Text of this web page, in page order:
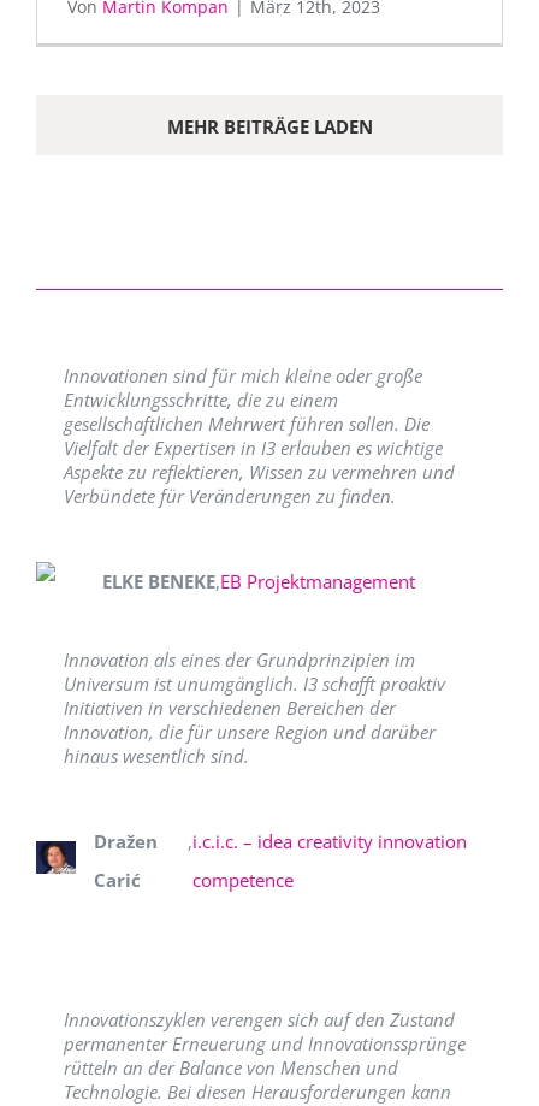
Von Martin Kompan | März 12th, 2023
MEHR BEITRÄGE LADEN
Innovationen sind für mich kleine oder große
Entwicklungsschritte, die zu einem
gesellschaftlichen Mehrwert führen sollen. Die
Vielfalt der Expertisen in I3 erlauben es wichtige
Aspekte zu reflektieren, Wissen zu vermehren und
Verbündete für Veränderungen zu finden.
ELKE BENEKE,EB Projektmanagement
Innovation als eines der Grundprinzipien im
Universum ist unumgänglich. I3 schafft proaktiv
Initiativen in verschiedenen Bereichen der
Innovation, die für unsere Region und darüber
hinaus wesentlich sind.
Dražen
Carić
,i.c.i.c. – idea creativity innovation
competence
Innovationszyklen verengen sich auf den Zustand
permanenter Erneuerung und Innovationssprünge
rütteln an der Balance von Menschen und
Technologie. Bei diesen Herausforderungen kann